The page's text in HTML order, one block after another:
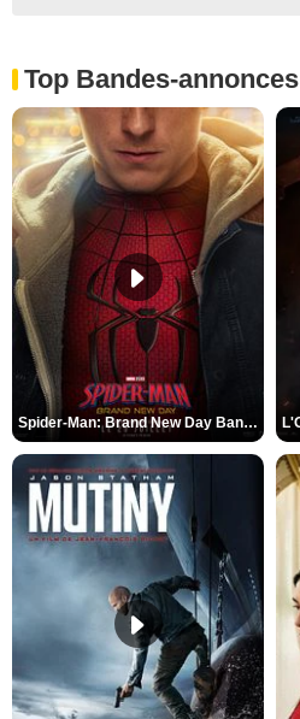
Top Bandes-annonces
Spider-Man: Brand New Day Bande-annonce VO STFR